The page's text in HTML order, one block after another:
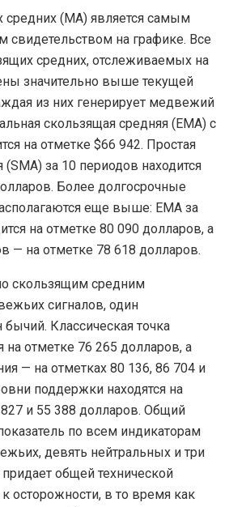
средних (MA) является самым
на графике. Все
средних, отслеживаемых на
значительно выше текущей
из них генерирует медвежий
скользящая средняя (EMA) с
на отметке $66 942. Простая
за 10 периодов находится
Более долгосрочные
еще выше: EMA за
на отметке 80 090 долларов, а
— на отметке 78 618 долларов.
скользящим средним
сигналов, один
Классическая точка
на отметке 76 265 долларов, а
— на отметках 80 136, 86 704 и
поддержки находятся на
и 55 388 долларов. Общий
по всем индикаторам
девять нейтральных и три
общей технической
к осторожности, в то время как